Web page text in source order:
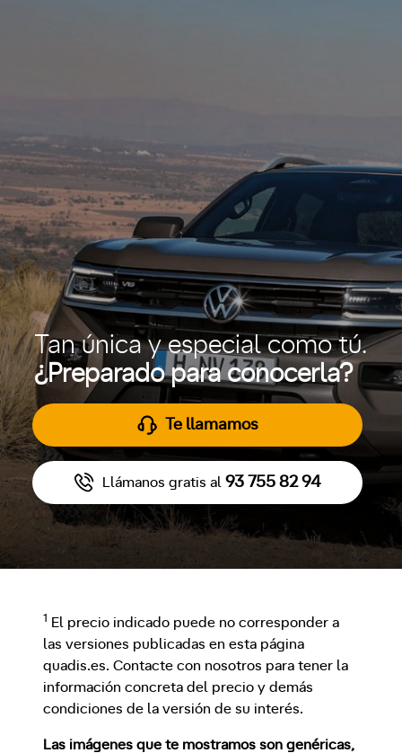
Tan única y especial como tú.
¿Preparado para conocerla?
Te llamamos
Llámanos gratis al 93 755 82 94
1
El precio indicado puede no corresponder a
las versiones publicadas en esta página
quadis.es. Contacte con nosotros para tener la
información concreta del precio y demás
condiciones de la versión de su interés.
Las imágenes que te mostramos son genéricas,